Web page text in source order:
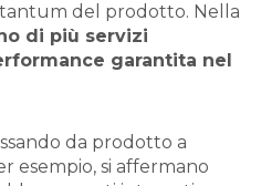
del prodotto. Nella
di più servizi
garantita nel
da prodotto a
esempio, si affermano